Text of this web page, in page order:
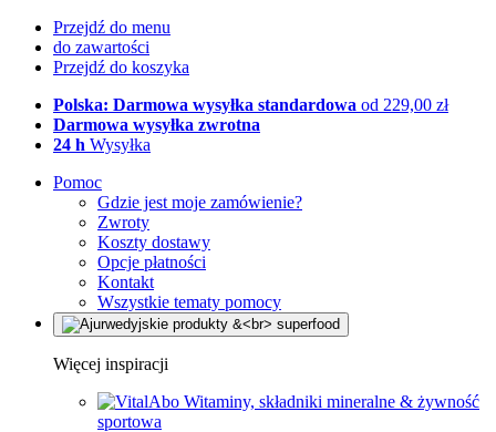
Przejdź do menu
do zawartości
Przejdź do koszyka
Polska: Darmowa wysyłka standardowa od 229,00 zł
Darmowa wysyłka zwrotna
24 h Wysyłka
Pomoc
Gdzie jest moje zamówienie?
Zwroty
Koszty dostawy
Opcje płatności
Kontakt
Wszystkie tematy pomocy
Więcej inspiracji
Witaminy, składniki mineralne & żywność
sportowa